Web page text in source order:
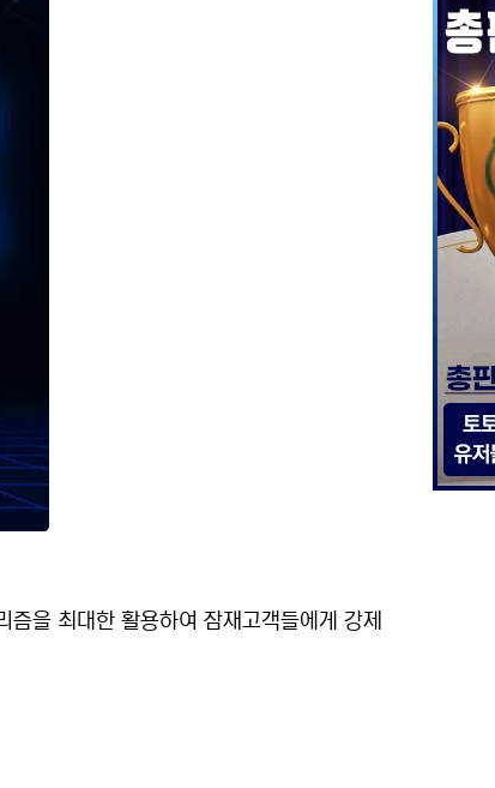
을 최대한 활용하여 잠재고객들에게 강제